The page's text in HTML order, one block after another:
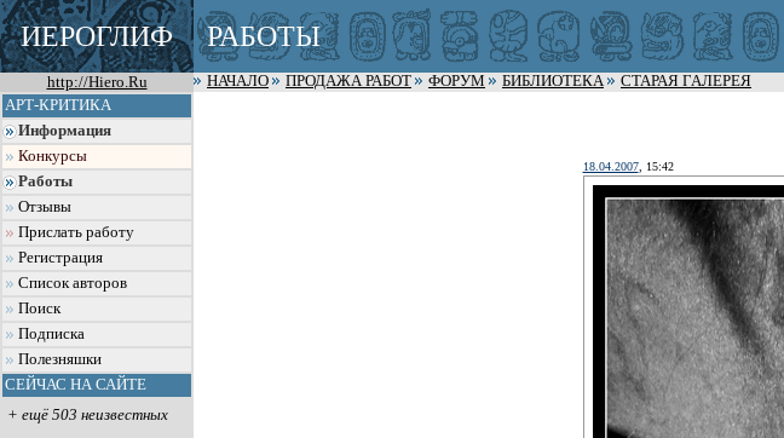
ИЕРОГЛИФ РАБОТЫ
http://Hiero.Ru НАЧАЛО ПРОДАЖА РАБОТ ФОРУМ БИБЛИОТЕКА
СТАРАЯ ГАЛЕРЕЯ
АРТ-КРИТИКА
Информация
Конкурсы
Работы
Отзывы
Прислать работу
Регистрация
Список авторов
Поиск
Подписка
Полезняшки
СЕЙЧАС НА САЙТЕ
+ ещё 503 неизвестных
18.04.2007, 15:42